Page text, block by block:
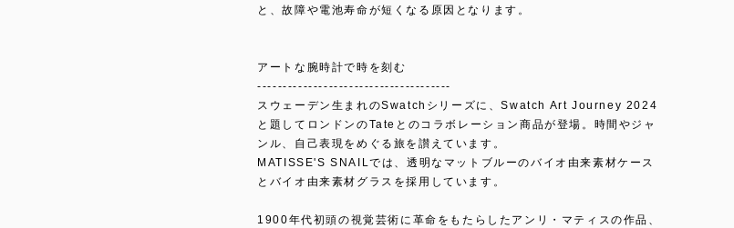
と、故障や電池寿命が短くなる原因となります。
アートな腕時計で時を刻む
--------------------------------------
スウェーデン生まれのSwatchシリーズに、Swatch Art Journey 2024
と題してロンドンのTateとのコラボレーション商品が登場。時間やジャ
ンル、自己表現をめぐる旅を讃えています。
MATISSE'S SNAILでは、透明なマットブルーのバイオ由来素材ケース
とバイオ由来素材グラスを採用しています。
1900年代初頭の視覚芸術に革命をもたらしたアンリ・マティスの作品、